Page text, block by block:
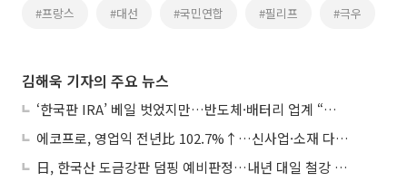
#프랑스 #대선 #국민연합 #필리프 #극우
김해욱 기자의 주요 뉴스
‘한국판 IRA’ 베일 벗었지만…반도체·배터리 업계 “시행령이 관건”
에코프로, 영업익 전년比 102.7%↑…신사업·소재 다각화 박차
日, 한국산 도금강판 덤핑 예비판정…내년 대일 철강 수출 ‘빨간불’